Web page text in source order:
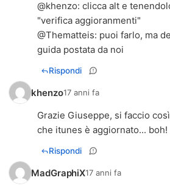
@khenzo: clicca alt e
"verifica aggioranmenti"
@Thematteis: puoi farlo, ma
guida postata da noi
Rispondi
khenzo17 anni fa
Grazie Giuseppe, si faccio
che itunes è aggiornato... boh!
Rispondi
MadGraphiX17 anni fa